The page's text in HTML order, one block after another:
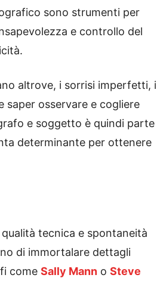
sono strumenti per
e controllo del
altrove, i sorrisi imperfetti, i
osservare e cogliere
e soggetto è quindi parte
determinante per ottenere
tecnica e spontaneità
di immortalare dettagli
come Sally Mann o Steve